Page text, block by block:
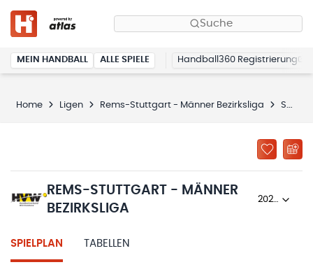
Suche
MEIN HANDBALL ALLE SPIELE Handball360 Registrierung
Home Ligen Rems-Stuttgart - Männer Bezirksliga Spielplan
REMS-STUTTGART - MÄNNER
BEZIRKSLIGA
2024/25
SPIELPLAN TABELLEN